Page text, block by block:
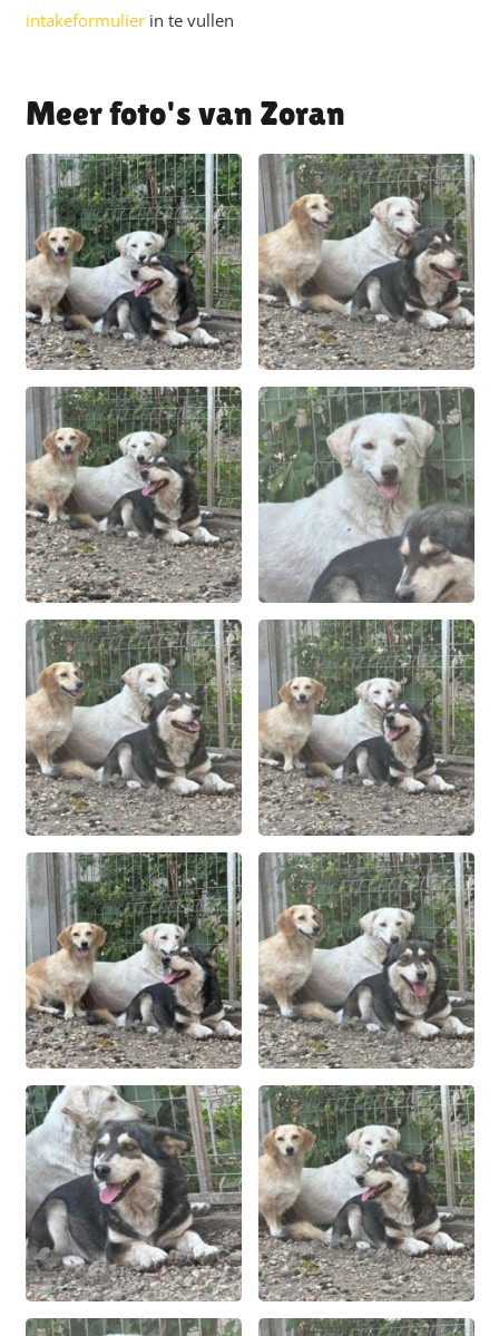
intakeformulierin te vullen
Zoran